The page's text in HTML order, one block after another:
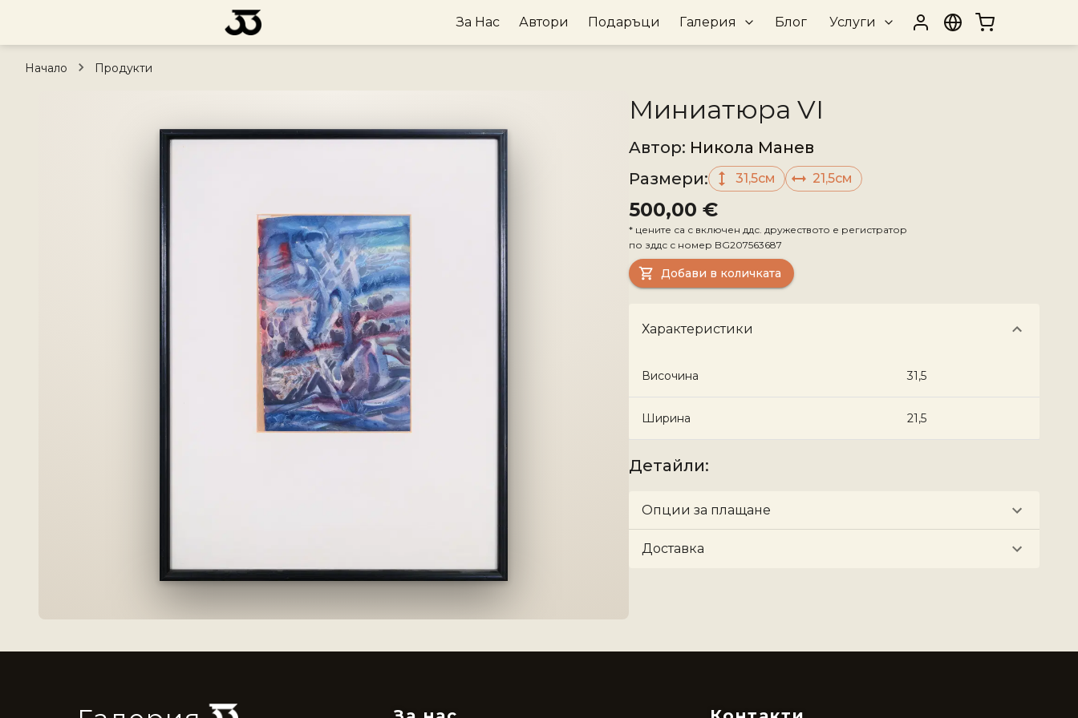
За Нас Автори Подаръци Галерия Блог Услуги
Начало Продукти
Миниатюра VI
Aвтор: Никола Манев
Размери: 31,5см 21,5см
500,00 €
* цените са с включен ддс. дружеството е регистратор
по зддс с номер BG207563687
Добави в количката
Характеристики
Височина 31,5
Ширина 21,5
Детайли:
Опции за плащане
Доставка